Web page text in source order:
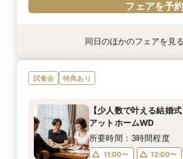
フェアを予約
特典あり
8/23(日 )
【少人数で叶える結婚
アットホームWD
8:45〜
9:00〜
13:00〜
17:00〜
18:00〜
8/23(日 )
【フォト婚・挙式のみ
なんでも相談会◆
8:45〜
9:00〜
13:00〜
17:00〜
18:00〜
特典あり
8/23(日 )
【2件目以降の見学の方
豪華試食つき相談
8:45〜
9:00〜
13:00〜
17:00〜
18:00〜
特典あり
8/23(日 )
《庭園挙式ORチャペル
万など最大7万ギフト×
貸切邸宅見学×4万円相
イナビ限定BIG
所要時間：3時間程度
13:00〜
17:00〜
特典あり
8/23(日 )
【料理重視の方必見BIG
ブリアン×オマールコー
所要時間：3時間程度
13:00〜
17:00〜
衣装試着 特典あり
8/23(日 )
【初めて見学に】マイ
典＆来館7万ギフト｜豪
所要時間：3時間程度
13:00〜
17:00〜
同日のほかのフェアを見
試食会 特典あり
【少人数で叶える結婚
アットホームWD
所要時間：3時間程度
11:00〜
12:00〜